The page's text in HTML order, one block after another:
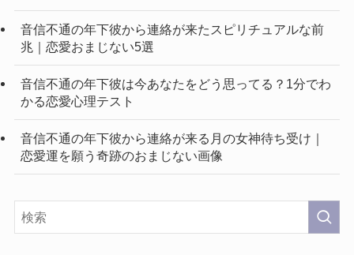
音信不通の年下彼から連絡が来たスピリチュアルな前
兆｜恋愛おまじない5選
音信不通の年下彼は今あなたをどう思ってる？1分でわ
かる恋愛心理テスト
音信不通の年下彼から連絡が来る月の女神待ち受け｜
恋愛運を願う奇跡のおまじない画像